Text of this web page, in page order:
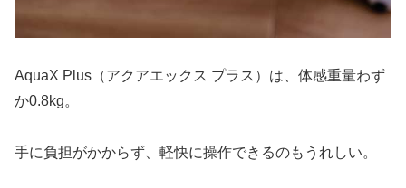
AquaX Plus（アクアエックス プラス）は、体感重量わず
か0.8kg。
手に負担がかからず、軽快に操作できるのもうれしい。